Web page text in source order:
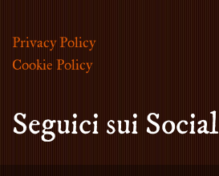
Privacy Policy
Cookie Policy
Seguici sui Social